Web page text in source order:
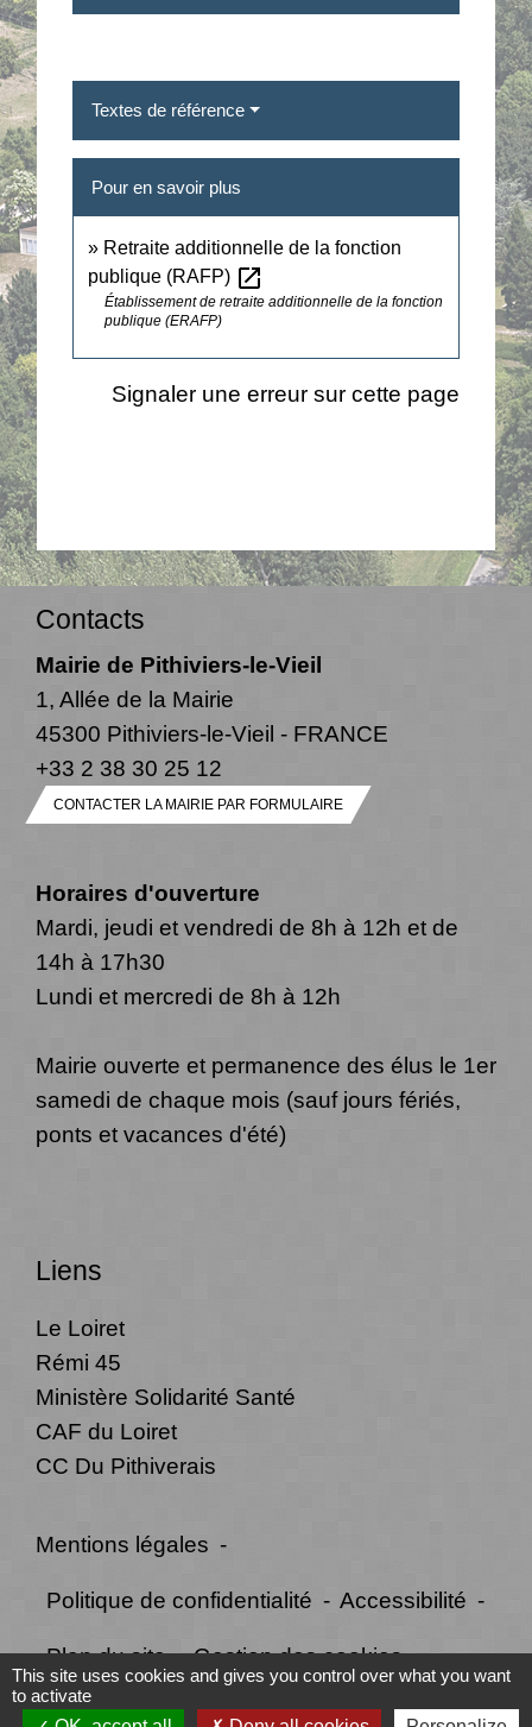
Textes de référence
Pour en savoir plus
Retraite additionnelle de la fonction
publique (RAFP) open_in_new
Établissement de retraite additionnelle de la fonction
publique (ERAFP)
Signaler une erreur sur cette page
Contacts
Mairie de Pithiviers-le-Vieil
1, Allée de la Mairie
45300 Pithiviers-le-Vieil - FRANCE
+33 2 38 30 25 12
CONTACTER LA MAIRIE PAR FORMULAIRE
Horaires d'ouverture
Mardi, jeudi et vendredi de 8h à 12h et de
14h à 17h30
Lundi et mercredi de 8h à 12h
Mairie ouverte et permanence des élus le 1er
samedi de chaque mois (sauf jours fériés,
ponts et vacances d'été)
Liens
Le Loiret
Rémi 45
Ministère Solidarité Santé
CAF du Loiret
CC Du Pithiverais
Mentions légales -
Politique de confidentialité - Accessibilité -
Plan du site - Gestion des cookies
This site uses cookies and gives you control over what you want
to activate